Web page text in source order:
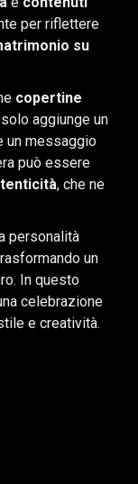
per riflettere
su
copertine
aggiunge un
un messaggio
può essere
, che ne
personalità
un
In questo
celebrazione
e creatività.